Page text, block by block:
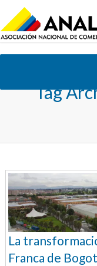
Tag
La
Franca de